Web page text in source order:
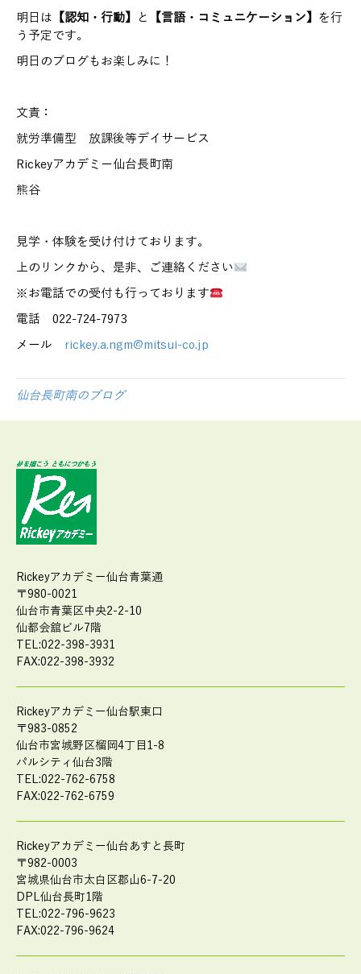
明日は 【認知・行動】 と 【言語・コミュニケーション】 を行
う予定です。
明日のブログもお楽しみに！
文責：
就労準備型 放課後等デイサービス
Rickeyアカデミー仙台長町南
熊谷
見学・体験を受け付けております。
上のリンクから、是非、ご連絡ください
※お電話での受付も行っております
電話 022-724-7973
メール rickey.a.ngm@mitsui-co.jp
仙台長町南のブログ
Rickeyアカデミー仙台青葉通
〒980-0021
仙台市青葉区中央2-2-10
仙都会舘ビル7階
TEL:022-398-3931
FAX:022-398-3932
Rickeyアカデミー仙台駅東口
〒983-0852
仙台市宮城野区榴岡4丁目1-8
パルシティ仙台3階
TEL:022-762-6758
FAX:022-762-6759
Rickeyアカデミー仙台あすと長町
〒982-0003
宮城県仙台市太白区郡山6-7-20
DPL仙台長町1階
TEL:022-796-9623
FAX:022-796-9624